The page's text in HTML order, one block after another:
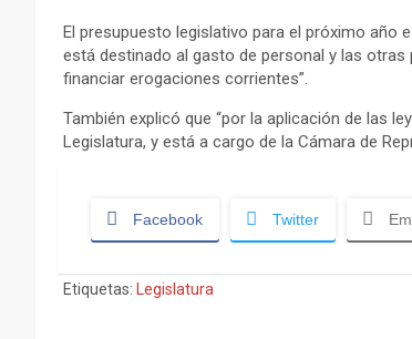
El presupuesto legislativo para el próximo año
está destinado al gasto de personal y las
financiar erogaciones corrientes”.
También explicó que “por la aplicación de las
Legislatura, y está a cargo de la Cámara de
Facebook Twitter
Etiquetas: Legislatura